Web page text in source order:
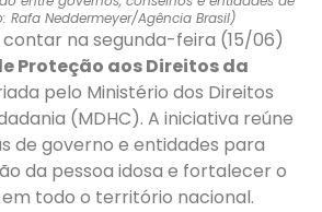
Rafa Neddermeyer/Agência Brasil)
contar na segunda-feira (15/06)
Proteção aos Direitos da
pelo Ministério dos Direitos
(MDHC). A iniciativa reúne
de governo e entidades para
da pessoa idosa e fortalecer o
todo o território nacional.